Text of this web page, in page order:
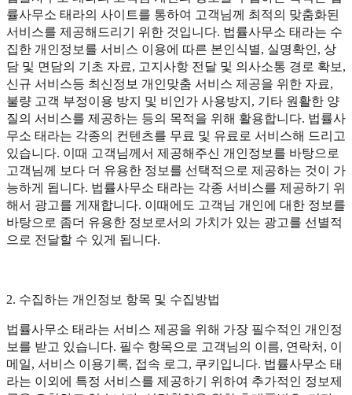
률사무소 태라의 사이트를 통하여 고객님께 최적의 맞춤화된
서비스를 제공해드리기 위한 것입니다. 법률사무소 태라는 수
집한 개인정보를 서비스 이용에 따른 본인식별, 실명확인, 상
담 및 면담의 기초 자료, 고지사항 전달 및 의사소통 경로 확보,
신규 서비스등 최신정보 개인맞춤 서비스 제공을 위한 자료,
불량 고객 부정이용 방지 및 비인가 사용방지, 기타 원활한 양
질의 서비스를 제공하는 등의 목적을 위해 활용합니다. 법률사
무소 태라는 각종의 컨텐츠를 무료 및 유료로 서비스해 드리고
있습니다. 이때 고객님께서 제공해주신 개인정보를 바탕으로
고객님께 보다 더 유용한 정보를 선택적으로 제공하는 것이 가
능하게 됩니다. 법률사무소 태라는 각종 서비스를 제공하기 위
해서 광고를 게재합니다. 이때에도 고객님 개인에 대한 정보를
바탕으로 좀더 유용한 정보로서의 가치가 있는 광고를 선별적
으로 전달할 수 있게 됩니다.
2. 수집하는 개인정보 항목 및 수집방법
법률사무소 태라는 서비스 제공을 위해 가장 필수적인 개인정
보를 받고 있습니다. 필수 항목으로 고객님의 이름, 연락처, 이
메일, 서비스 이용기록, 접속 로그, 쿠키입니다. 법률사무소 태
라는 이외에 특정 서비스를 제공하기 위하여 추가적인 정보제